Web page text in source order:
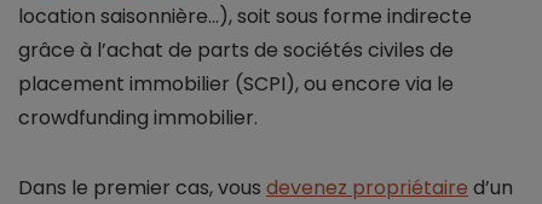
location saisonnière...), soit sous forme indirecte
grâce à l’achat de parts de sociétés civiles de
placement immobilier (SCPI), ou encore via le
crowdfunding immobilier.
Dans le premier cas, vous devenez propriétaire d’un